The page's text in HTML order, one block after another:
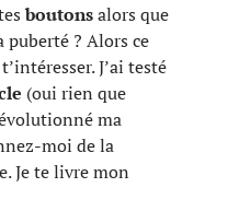
boutonsalors que
puberté ? Alors ce
J’ai testé
(oui rien que
ma
moi de la
Je te livre mon